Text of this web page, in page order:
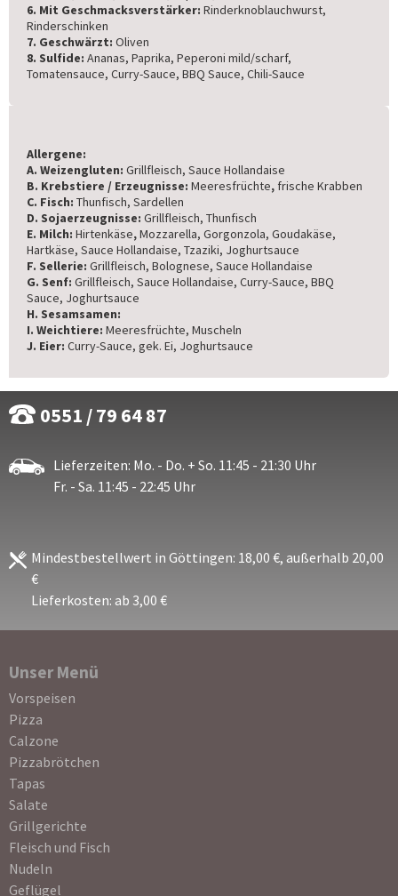
6. Mit Geschmacksverstärker: Rinderknoblauchwurst,
Rinderschinken
7. Geschwärzt: Oliven
8. Sulfide: Ananas, Paprika, Peperoni mild/scharf,
Tomatensauce, Curry-Sauce, BBQ Sauce, Chili-Sauce
Allergene:
A. Weizengluten: Grillfleisch, Sauce Hollandaise
B. Krebstiere / Erzeugnisse: Meeresfrüchte, frische Krabben
C. Fisch: Thunfisch, Sardellen
D. Sojaerzeugnisse: Grillfleisch, Thunfisch
E. Milch: Hirtenkäse,Mozzarella, Gorgonzola, Goudakäse,
Hartkäse, Sauce Hollandaise, Tzaziki, Joghurtsauce
F. Sellerie: Grillfleisch, Bolognese, Sauce Hollandaise
G. Senf: Grillfleisch, Sauce Hollandaise, Curry-Sauce, BBQ
Sauce, Joghurtsauce
H. Sesamsamen:
I. Weichtiere: Meeresfrüchte, Muscheln
J. Eier: Curry-Sauce, gek. Ei, Joghurtsauce
0551 / 79 64 87
Lieferzeiten: Mo. - Do. + So. 11:45 - 21:30 Uhr
Fr. - Sa. 11:45 - 22:45 Uhr
Mindestbestellwert in Göttingen: 18,00 €, außerhalb 20,00
€
Lieferkosten: ab 3,00 €
Unser Menü
Navigation
überspringen
Vorspeisen
Pizza
Calzone
Pizzabrötchen
Tapas
Salate
Grillgerichte
Fleisch und Fisch
Nudeln
Geflügel